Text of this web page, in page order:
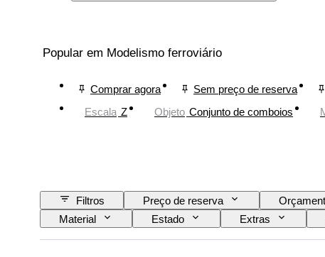
Popular em Modelismo ferroviário
Comprar agora Sem preço de reserva
Escala Z Objeto Conjunto de comboios
Filtros Preço de reserva
Material
Estado Extras
Fonte de alimentação
Empresa ferroviária